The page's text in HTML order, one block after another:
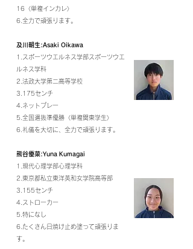
16〈単複インカレ〉
6.全力で頑張ります。
及川朝生:Asaki Oikawa
1.スポーツウエルネス学部スポーツウエ
ルネス学科
2.法政大学第二高等学校
3.175センチ
4.ネットプレー
5.全国選抜準優勝〈単複関東学生〉
6.礼儀を大切に、全力で頑張ります。
熊谷優菜:Yuna Kumagai
1.現代心理学部心理学科
2.東京都私立東洋英和女学院高等部
3.155センチ
4.ストローカー
5.特になし
6.たくさん日焼け止め塗って頑張りま
す。